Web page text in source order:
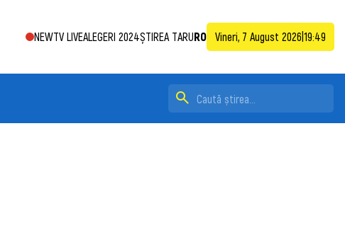
NEWTV LIVEALEGERI 2024ȘTIREA TARURO Vineri, 7 August 2026 19:49